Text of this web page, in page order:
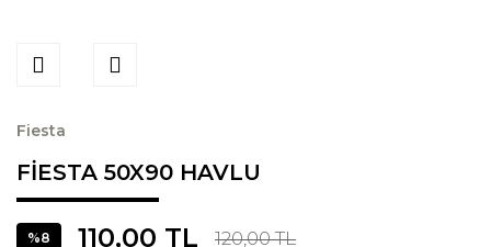
Fiesta
FİESTA 50X90 HAVLU
%8 110,00 TL 120,00 TL